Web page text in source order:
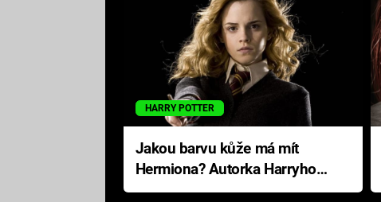
HARRY POTTER
Jakou barvu kůže má mít
Hermiona? Autorka Harryho
Pottera přišla s ráznou